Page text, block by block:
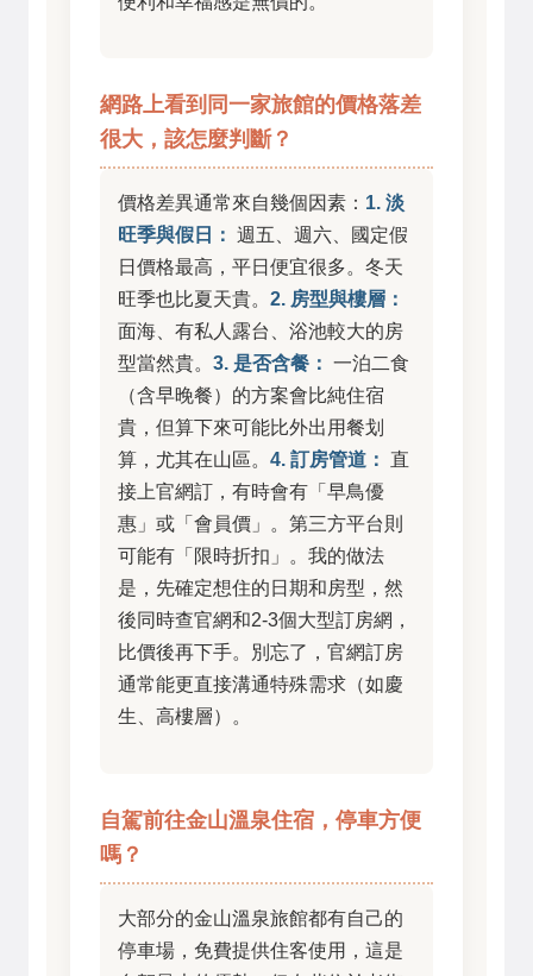
網路上看到同一家旅館的價格落差
很大，該怎麼判斷？
價格差異通常來自幾個因素： 1. 淡
旺季與假日： 週五、週六、國定假
日價格最高，平日便宜很多。冬天
旺季也比夏天貴。 2. 房型與樓層：
面海、有私人露台、浴池較大的房
型當然貴。 3. 是否含餐： 一泊二食
（含早晚餐）的方案會比純住宿
貴，但算下來可能比外出用餐划
算，尤其在山區。 4. 訂房管道： 直
接上官網訂，有時會有「早鳥優
惠」或「會員價」。第三方平台則
可能有「限時折扣」。我的做法
是，先確定想住的日期和房型，然
後同時查官網和2-3個大型訂房網，
比價後再下手。別忘了，官網訂房
通常能更直接溝通特殊需求（如慶
生、高樓層）。
自駕前往金山溫泉住宿，停車方便
嗎？
大部分的金山溫泉旅館都有自己的
停車場，免費提供住客使用，這是